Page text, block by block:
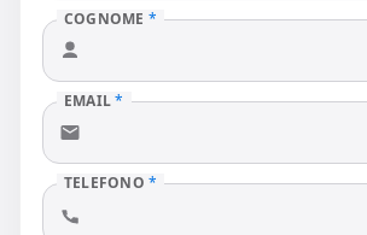
COGNOME *
EMAIL*
TELEFONO*